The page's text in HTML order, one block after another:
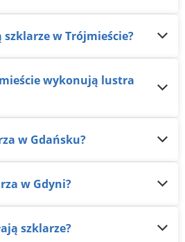
szklarze w Trójmieście?
w Gdańsku?
w Gdyni?
szklarze?